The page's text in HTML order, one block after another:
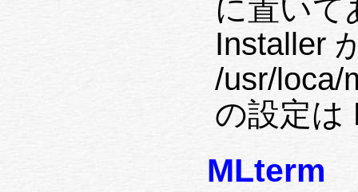
に置いて
Installer
/usr/loca/
の設定は
MLterm